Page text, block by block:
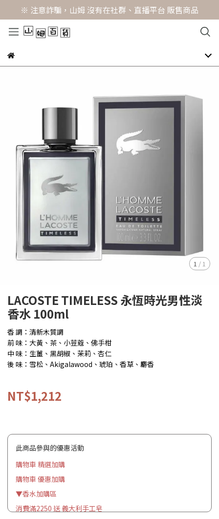
※ 注意詐騙，山姆 沒有在社群、直播平台 販售商品
1 / 1
LACOSTE TIMELESS 永恆時光男性淡
香水 100ml
香 調：清新木質調
前 味：大黃、茶、小荳蔻、佛手柑
中 味：生薑、黑胡椒、茉莉、杏仁
後 味：雪松、Akigalawood、琥珀、香草、麝香
NT$1,212
此商品參與的優惠活動
購物車 精選加購
購物車 優惠加購
▼香水加購區
消費滿2250 送 義大利手工皂